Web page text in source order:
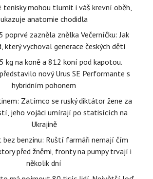
tenisky mohou tlumit i váš krevní oběh,
ukazuje anatomie chodidla
poprvé zazněla znělka Večerníčku: Jak
který vychoval generace českých dětí
kg na koně a 812 koní pod kapotou.
nový Urus SE Performante s
hybridním pohonem
Zatímco se ruský diktátor žene za
jeho vojáci umírají po statisících na
Ukrajině
bez benzinu: Ruští farmáři nemají čím
před žněmi, fronty na pumpy trvají i
několik dní